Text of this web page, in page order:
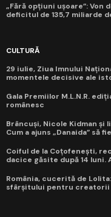
„Fără opțiuni ușoare”: Von
deficitul de 135,7 miliarde
CULTURĂ
29 iulie, Ziua Imnului
momentele decisive ale
Gala Premiilor M.L.N.R.
românesc
Brâncuși, Nicole Kidman
Cum a ajuns „Danaida” să
Coiful de la Coțofenești,
dacice găsite după 14
România, cucerită de
sfârșitului pentru creatorii